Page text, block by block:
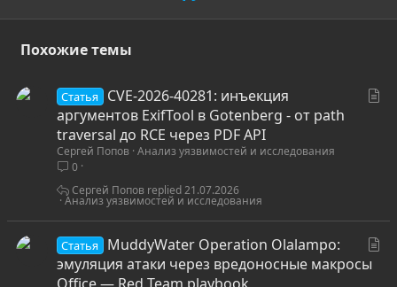
Похожие темы
Статья
CVE-2026-40281: инъекция
аргументов ExifTool в Gotenberg - от path
traversal до RCE через PDF API
Сергей Попов Анализ уязвимостей и исследования
0
Анализ уязвимостей и исследования
21.07.2026
Сергей Попов
Статья
MuddyWater Operation Olalampo:
эмуляция атаки через вредоносные макросы